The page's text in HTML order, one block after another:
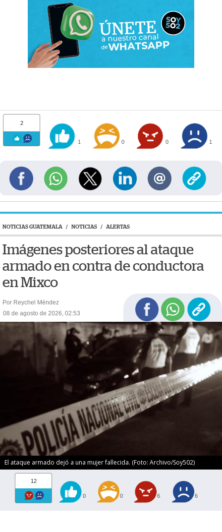
2
1 0 0 1
NOTICIAS GUATEMALA / NOTICIAS / ALERTAS
Imágenes posteriores al ataque
armado en contra de conductora
en Mixco
Por Reychel Méndez
08 de agosto de 2026, 02:53
El ataque armado dejó a una mujer fallecida. (Foto: Archivo/Soy502)
12
0 0 6 6